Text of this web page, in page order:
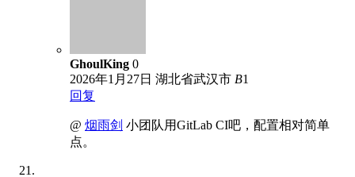
GhoulKing 0
2026年1月27日 湖北省武汉市 B1
回复
@ 烟雨剑 小团队用GitLab CI吧，配置相对简单
点。